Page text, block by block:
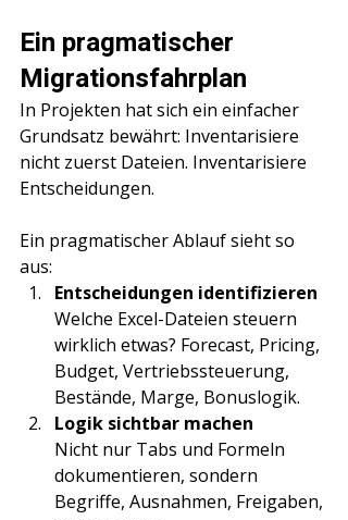
Ein pragmatischer
Migrationsfahrplan
In Projekten hat sich ein einfacher
Grundsatz bewährt: Inventarisiere
nicht zuerst Dateien. Inventarisiere
Entscheidungen.
Ein pragmatischer Ablauf sieht so
aus:
Entscheidungen identifizieren
Welche Excel-Dateien steuern
wirklich etwas? Forecast, Pricing,
Budget, Vertriebssteuerung,
Bestände, Marge, Bonuslogik.
Logik sichtbar machen
Nicht nur Tabs und Formeln
dokumentieren, sondern
Begriffe, Ausnahmen, Freigaben,